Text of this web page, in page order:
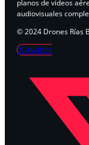
planos de videos
audiovisuales
© 2024 Drones Rías
X-twitter